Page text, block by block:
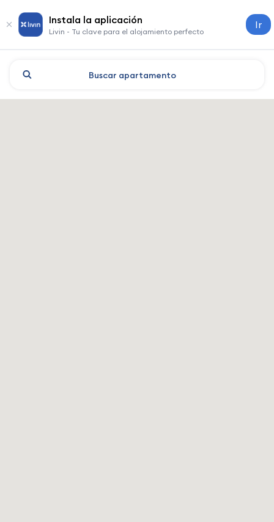
Instala la aplicación
Livin - Tu clave para el alojamiento perfecto
Ir
Buscar apartamento
Aktobe: hoteles y